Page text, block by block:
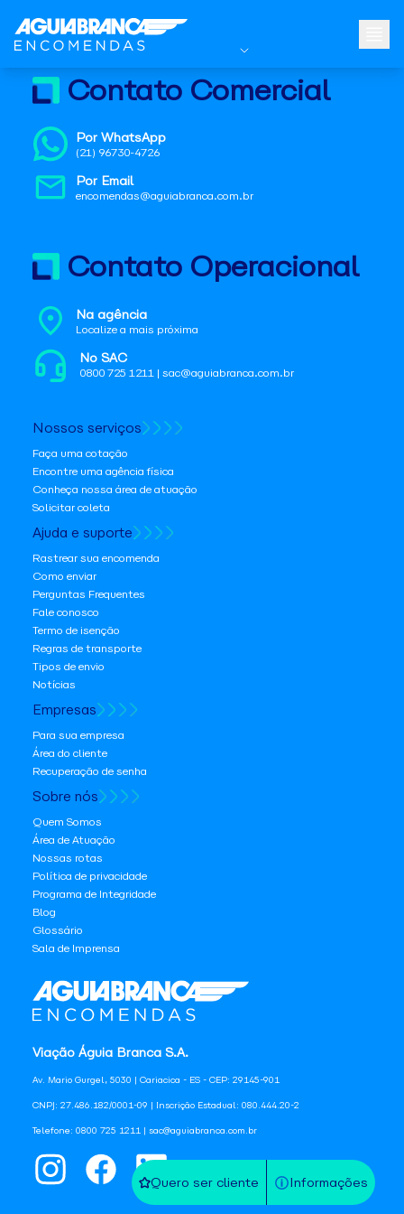
Quero ser cliente Informações
Viação Águia Branca S.A.
Av. Mario Gurgel, 5030 | Cariacica - ES - CEP: 29145-901
CNPJ: 27.486.182/0001-09 | Inscrição Estadual: 080.444.20-2
Telefone: 0800 725 1211 | sac@aguiabranca.com.br
Contato Comercial
Por WhatsApp
(21) 96730-4726
Por Email
encomendas@aguiabranca.com.br
Contato Operacional
Na agência
Localize a mais próxima
No SAC
0800 725 1211 | sac@aguiabranca.com.br
Nossos serviços
Faça uma cotação
Encontre uma agência física
Conheça nossa área de atuação
Solicitar coleta
Ajuda e suporte
Rastrear sua encomenda
Como enviar
Perguntas Frequentes
Fale conosco
Termo de isenção
Regras de transporte
Tipos de envio
Notícias
Empresas
Para sua empresa
Área do cliente
Recuperação de senha
Sobre nós
Quem Somos
Área de Atuação
Nossas rotas
Política de privacidade
Programa de Integridade
Blog
Glossário
Sala de Imprensa